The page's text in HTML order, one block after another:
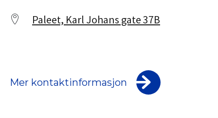
Paleet, Karl Johans gate 37B
Mer kontaktinformasjon